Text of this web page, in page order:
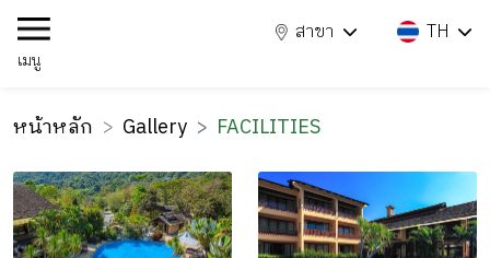
เมนู
สาขา TH
หน้าหลัก Gallery FACILITIES